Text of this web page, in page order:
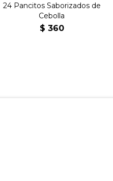
24 Pancitos Saborizados de
Cebolla
$ 360